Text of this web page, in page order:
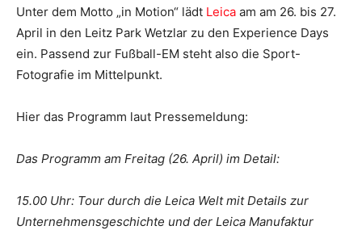
Unter dem Motto „in Motion“ lädt Leica am am 26. bis 27.
April in den Leitz Park Wetzlar zu den Experience Days
ein. Passend zur Fußball-EM steht also die Sport-
Fotografie im Mittelpunkt.
Hier das Programm laut Pressemeldung:
Das Programm am Freitag (26. April) im Detail:
15.00 Uhr: Tour durch die Leica Welt mit Details zur
Unternehmensgeschichte und der Leica Manufaktur